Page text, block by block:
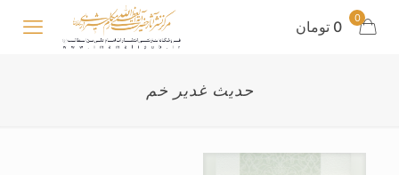
0 0 تومان
حدیث غدیر خم